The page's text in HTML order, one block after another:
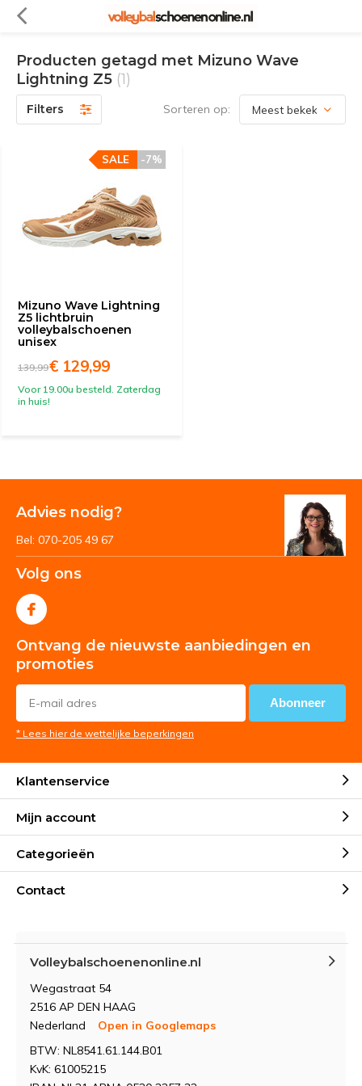
Producten getagd met Mizuno Wave
Lightning Z5 (1)
Filters Sorteren op:
Mizuno Wave Lightning
Z5 lichtbruin
volleybalschoenen
unisex
-7%
SALE
139,99€ 129,99
Voor 19.00u besteld. Zaterdag
in huis!
Advies nodig?
Bel: 070-205 49 67
Volg ons
Ontvang de nieuwste aanbiedingen en
promoties
Abonneer
* Lees hier de wettelijke beperkingen
Klantenservice
Mijn account
Categorieën
Contact
Volleybalschoenenonline.nl
Wegastraat 54
2516 AP DEN HAAG
Nederland
Open in Googlemaps
BTW: NL8541.61.144.B01
KvK: 61005215